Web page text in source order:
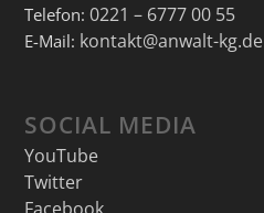
Telefon: 0221 – 6777 00 55
E-Mail: kontakt@anwalt-kg.de
SOCIAL MEDIA
YouTube
Twitter